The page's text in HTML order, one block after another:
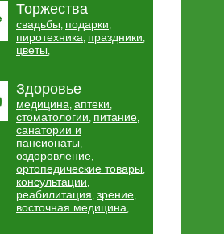
Торжества
свадьбы, подарки,
пиротехника, праздники,
цветы,
Здоровье
медицина, аптеки,
стоматологии, питание,
санатории и
пансионаты,
оздоровление,
ортопедические товары,
консультации,
реабилитация, зрение,
восточная медицина,